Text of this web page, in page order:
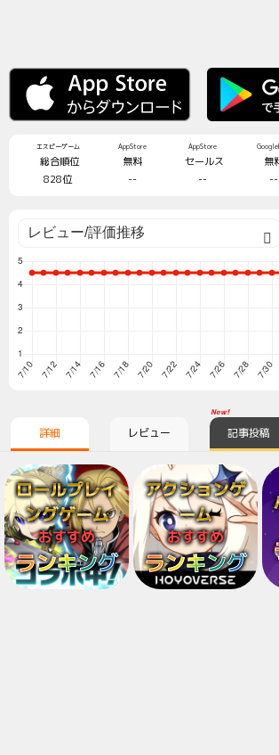
エスピーゲーム
総合順位
828位
AppStore
無料
--
AppStore
セールス
--
無
--
詳細 レビュー
New!
記事投稿
ロールプレイ
ングゲーム
おすすめ
ランキング
アクションゲ
ーム
おすすめ
ランキング